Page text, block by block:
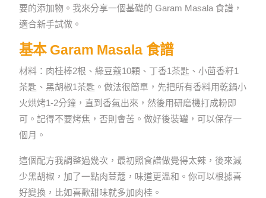
要的添加物。我來分享一個基礎的 Garam Masala 食譜，
適合新手試做。
基本 Garam Masala 食譜
材料：肉桂棒2根、綠豆蔻10顆、丁香1茶匙、小茴香籽1
茶匙、黑胡椒1茶匙。做法很簡單，先把所有香料用乾鍋小
火烘烤1-2分鐘，直到香氣出來，然後用研磨機打成粉即
可。記得不要烤焦，否則會苦。做好後裝罐，可以保存一
個月。
這個配方我調整過幾次，最初照食譜做覺得太辣，後來減
少黑胡椒，加了一點肉荳蔻，味道更溫和。你可以根據喜
好變換，比如喜歡甜味就多加肉桂。